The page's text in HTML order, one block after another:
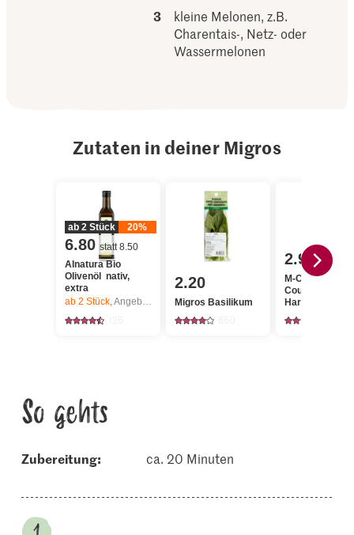
3
kleine Melonen, z.B.
Charentais-, Netz- oder
Wassermelonen
Zutaten in deiner Migros
ab 2 Stück 20%
6.80 statt 8.50
Alnatura Bio
Olivenöl nativ,
extra
ab 2 Stück,Angebot gilt nur vom 6.8. bis 12.8.2026, solange Vorrat.
2.20
Migros Basilikum
2.95
M-Classic
Couscous
So gehts
Zubereitung: ca. 20 Minuten